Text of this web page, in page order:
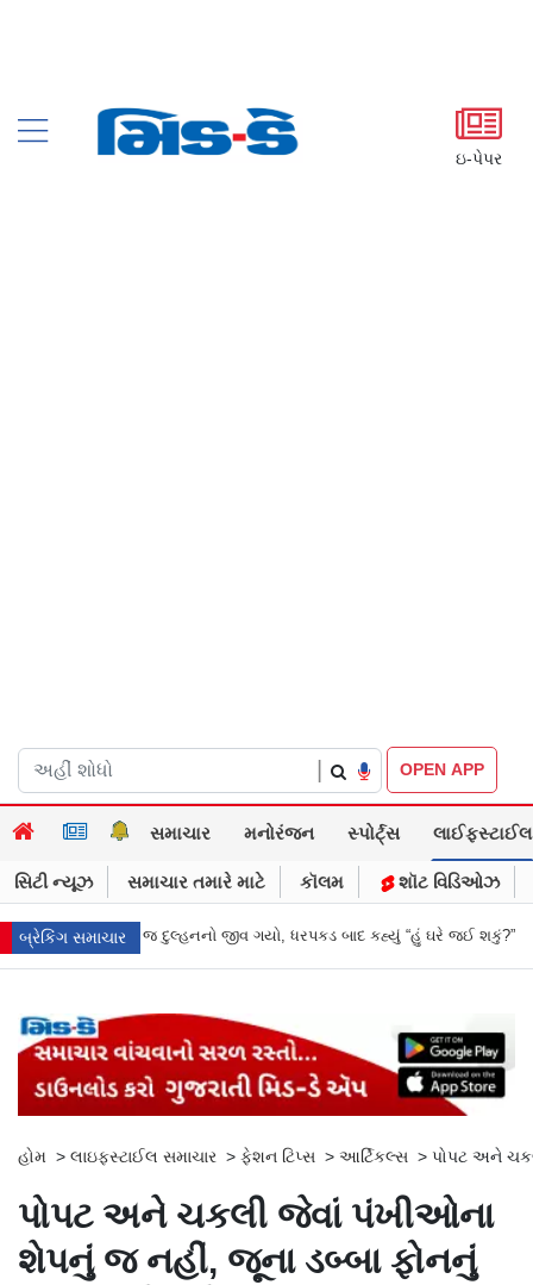
ઇ-પેપર
OPEN APP
સમાચાર મનોરંજન સ્પોર્ટ્સ લાઈફસ્ટાઈલ
સિટી ન્યૂઝ સમાચાર તમારે માટે કૉલમ શૉટ વિડિઓઝ
બ્રેકિંગ સમાચાર
ધરપકડ બાદ કહ્યું “હું ઘરે જઈ શકું?” ‘હું બાબા બાગેશ્વર નથી...’: IIT દિલ્હીમાં
હોમ > લાઇફસ્ટાઈલ સમાચાર > ફેશન ટિપ્સ > આર્ટિકલ્સ > પોપટ અને
પોપટ અને ચકલી જેવાં પંખીઓના
શેપનું જ નહીં, જૂના ડબ્બા ફોનનું